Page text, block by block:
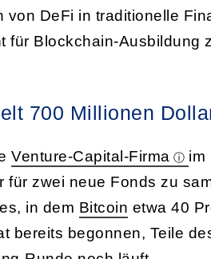
von DeFi in traditionelle
für Blockchain-Ausbildung
700 Millionen
Venture-Capital-Firma
im
für zwei neue Fonds zu
in dem Bitcoin etwa 40
bereits begonnen, Teile